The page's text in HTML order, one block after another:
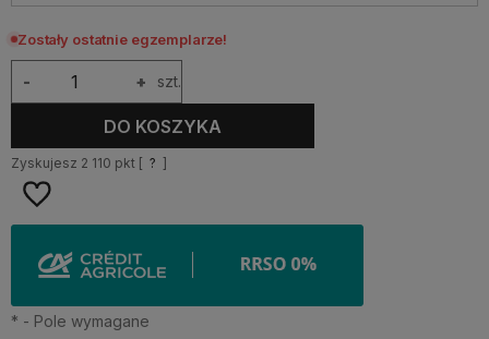
Zostały ostatnie egzemplarze!
+
- szt.
DO KOSZYKA
Zyskujesz 2 110 pkt [ ? ]
* - Pole wymagane